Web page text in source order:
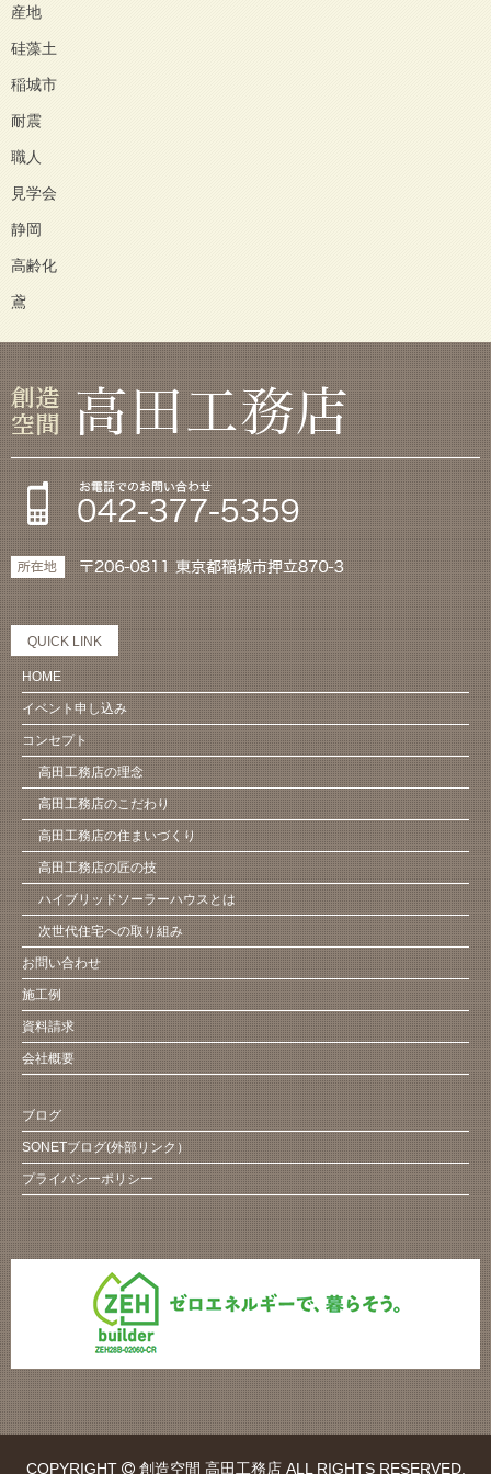
産地
硅藻土
稲城市
耐震
職人
見学会
静岡
高齢化
鳶
QUICK LINK
HOME
イベント申し込み
コンセプト
高田工務店の理念
高田工務店のこだわり
高田工務店の住まいづくり
高田工務店の匠の技
ハイブリッドソーラーハウスとは
次世代住宅への取り組み
お問い合わせ
施工例
資料請求
会社概要
ブログ
SONETブログ(外部リンク）
プライバシーポリシー
COPYRIGHT 創造空間 高田工務店 ALL RIGHTS RESERVED.